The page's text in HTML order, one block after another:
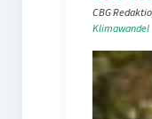
CBG
Klimawandel